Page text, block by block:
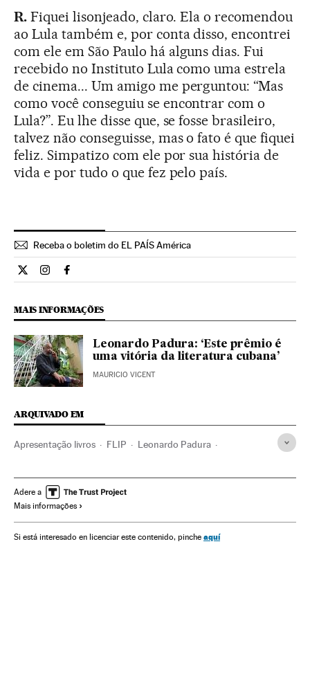
R.Fiquei lisonjeado, claro. Ela o recomendou
ao Lula também e, por conta disso, encontrei
com ele em São Paulo há alguns dias. Fui
recebido no Instituto Lula como uma estrela
de cinema... Um amigo me perguntou: “Mas
como você conseguiu se encontrar com o
Lula?”. Eu lhe disse que, se fosse brasileiro,
talvez não conseguisse, mas o fato é que fiquei
feliz. Simpatizo com ele por sua história de
vida e por tudo o que fez pelo país.
Receba o boletim do EL PAÍS América
Cultura El País Brasil en Twitter
Cultura El País Brasil en Instagram
Cultura El País Brasil en Facebook
MAIS INFORMAÇÕES
Leonardo Padura: ‘Este prêmio é
uma vitória da literatura cubana’
MAURICIO VICENT
ARQUIVADO EM
Apresentação livros FLIP Leonardo Padura
Muro segurança Festivais culturais
Imigração irregular
Política migração Festivais Fronteiras
Adere a
Mais informações
Si está interesado en licenciar este contenido, pinche aquí